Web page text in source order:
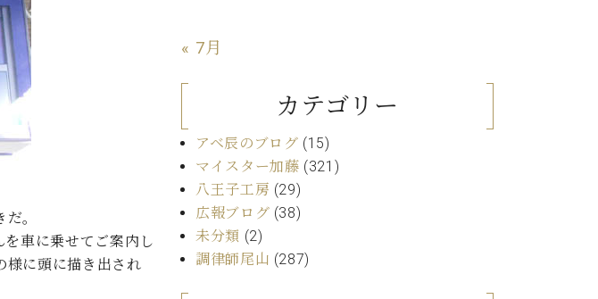
。
車に乗せてご案内し
様に頭に描き出され
« 7月
カテゴリー
アベ辰のブログ (15)
マイスター加藤 (321)
八王子工房 (29)
広報ブログ (38)
未分類 (2)
調律師尾山 (287)